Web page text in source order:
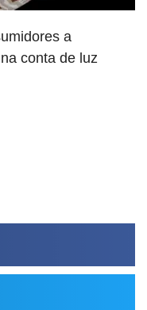
a
conta de luz